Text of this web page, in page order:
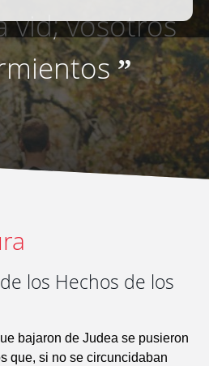
vid; vosotros
”
los Hechos de los
bajaron de Judea se pusieron
que, si no se circuncidaban